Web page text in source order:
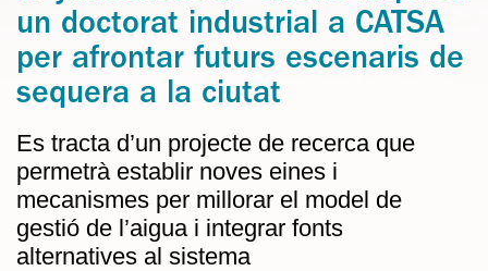
un doctorat industrial a CATSA
per afrontar futurs escenaris de
sequera a la ciutat
Es tracta d’un projecte de recerca que
permetrà establir noves eines i
mecanismes per millorar el model de
gestió de l’aigua i integrar fonts
alternatives al sistema